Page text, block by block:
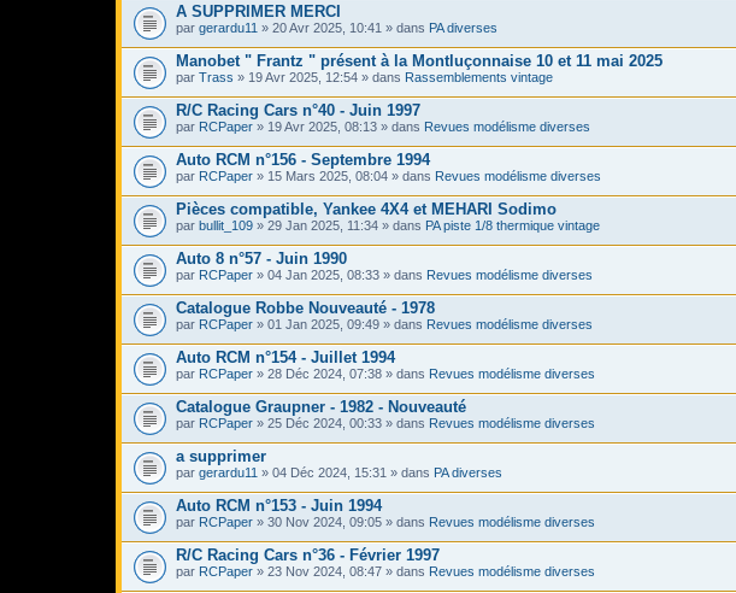
A SUPPRIMER MERCI
par gerardu11 » 20 Avr 2025, 10:41 » dans PA diverses
Manobet " Frantz " présent à la Montluçonnaise 10 et 11 mai 2025
par Trass » 19 Avr 2025, 12:54 » dans Rassemblements vintage
R/C Racing Cars n°40 - Juin 1997
par RCPaper » 19 Avr 2025, 08:13 » dans Revues modélisme diverses
Auto RCM n°156 - Septembre 1994
par RCPaper » 15 Mars 2025, 08:04 » dans Revues modélisme diverses
Pièces compatible, Yankee 4X4 et MEHARI Sodimo
par bullit_109 » 29 Jan 2025, 11:34 » dans PA piste 1/8 thermique vintage
Auto 8 n°57 - Juin 1990
par RCPaper » 04 Jan 2025, 08:33 » dans Revues modélisme diverses
Catalogue Robbe Nouveauté - 1978
par RCPaper » 01 Jan 2025, 09:49 » dans Revues modélisme diverses
Auto RCM n°154 - Juillet 1994
par RCPaper » 28 Déc 2024, 07:38 » dans Revues modélisme diverses
Catalogue Graupner - 1982 - Nouveauté
par RCPaper » 25 Déc 2024, 00:33 » dans Revues modélisme diverses
a supprimer
par gerardu11 » 04 Déc 2024, 15:31 » dans PA diverses
Auto RCM n°153 - Juin 1994
par RCPaper » 30 Nov 2024, 09:05 » dans Revues modélisme diverses
R/C Racing Cars n°36 - Février 1997
par RCPaper » 23 Nov 2024, 08:47 » dans Revues modélisme diverses